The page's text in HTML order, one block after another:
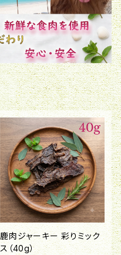
鹿肉ジャーキー 彩りミック
ス（40g）